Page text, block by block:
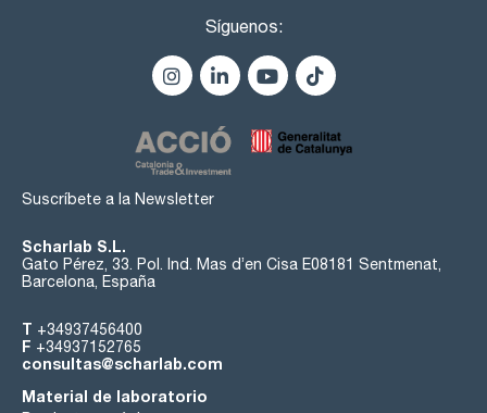
Síguenos:
Suscríbete a la Newsletter
Scharlab S.L.
Gato Pérez, 33. Pol. Ind. Mas d’en Cisa E08181 Sentmenat,
Barcelona, España
T +34937456400
F +34937152765
consultas@scharlab.com
Material de laboratorio